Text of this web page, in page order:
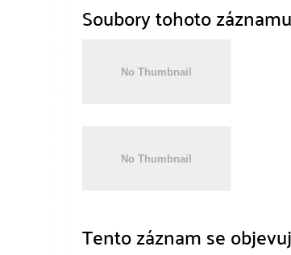
Soubory tohoto záznamu
Tento záznam se